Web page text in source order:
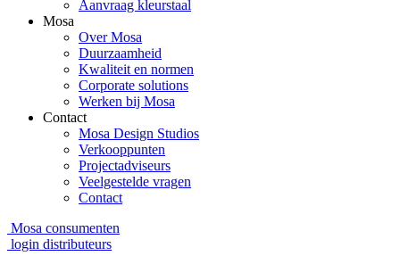
Aanvraag kleurstaal
Mosa
Over Mosa
Duurzaamheid
Kwaliteit en normen
Corporate solutions
Werken bij Mosa
Contact
Mosa Design Studios
Verkooppunten
Projectadviseurs
Veelgestelde vragen
Contact
Mosa consumenten
login distributeurs